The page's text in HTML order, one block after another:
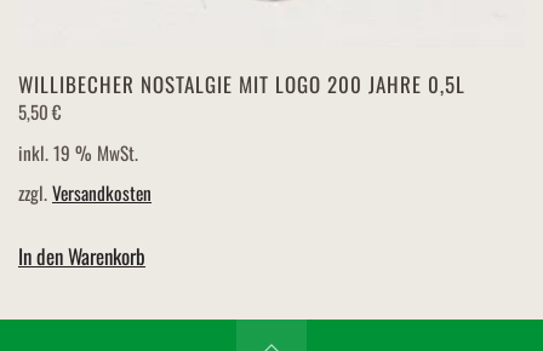
WILLIBECHER NOSTALGIE MIT LOGO 200 JAHRE 0,5L
5,50€
inkl. 19 % MwSt.
zzgl.Versandkosten
In den Warenkorb